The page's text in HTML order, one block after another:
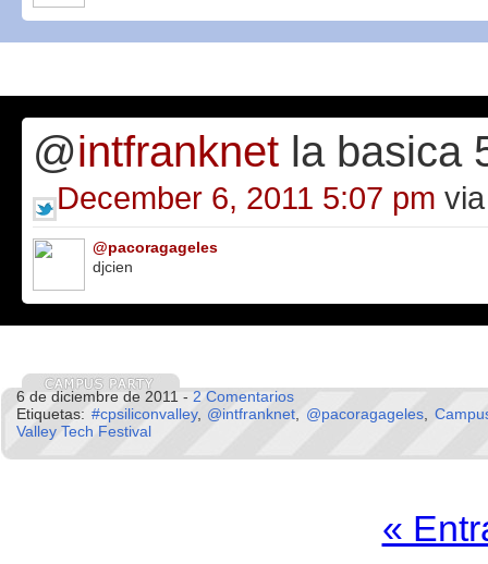
@intfranknet la basica
December 6, 2011 5:07 pm
@pacoragageles
djcien
6 de diciembre de 2011 - 2 Comentarios
Etiquetas: #cpsiliconvalley, @intfranknet @pacoragageles
Valley Tech Festival
«